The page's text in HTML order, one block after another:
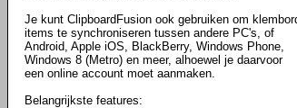
Je kunt ClipboardFusion ook gebruiken om
items te synchroniseren tussen andere PC's, of
Android, Apple iOS, BlackBerry, Windows Phone,
Windows 8 (Metro) en meer, alhoewel je daarvoor
een online account moet aanmaken.
Belangrijkste features: